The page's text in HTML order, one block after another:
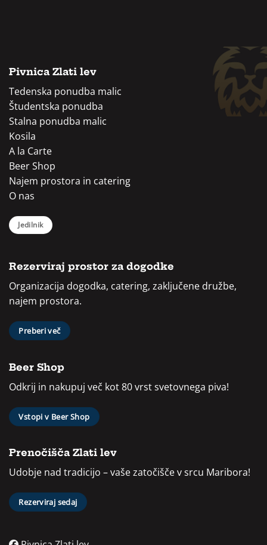
Pivnica Zlati lev
Tedenska ponudba malic
Študentska ponudba
Stalna ponudba malic
Kosila
A la Carte
Beer Shop
Najem prostora in catering
O nas
Jedilnik
Rezerviraj prostor za dogodke
Organizacija dogodka, catering, zaključene družbe,
najem prostora.
Preberi več
Beer Shop
Odkrij in nakupuj več kot 80 vrst svetovnega piva!
Vstopi v Beer Shop
Prenočišča Zlati lev
Udobje nad tradicijo – vaše zatočišče v srcu Maribora!
Rezerviraj sedaj